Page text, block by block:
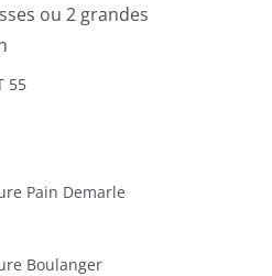
ou 2 grandes
55
Pain Demarle
Boulanger